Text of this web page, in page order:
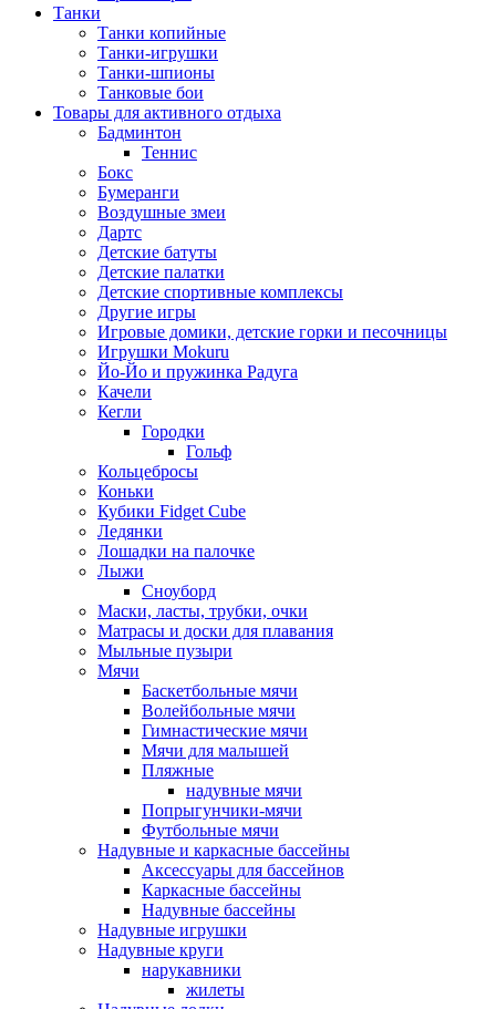
Танки
Танки копийные
Танки-игрушки
Танки-шпионы
Танковые бои
Товары для активного отдыха
Бадминтон
Теннис
Бокс
Бумеранги
Воздушные змеи
Дартс
Детские батуты
Детские палатки
Детские спортивные комплексы
Другие игры
Игровые домики, детские горки и песочницы
Игрушки Mokuru
Йо-Йо и пружинка Радуга
Качели
Кегли
Городки
Гольф
Кольцебросы
Коньки
Кубики Fidget Cube
Ледянки
Лошадки на палочке
Лыжи
Сноуборд
Маски, ласты, трубки, очки
Матрасы и доски для плавания
Мыльные пузыри
Мячи
Баскетбольные мячи
Волейбольные мячи
Гимнастические мячи
Мячи для малышей
Пляжные
надувные мячи
Попрыгунчики-мячи
Футбольные мячи
Надувные и каркасные бассейны
Аксессуары для бассейнов
Каркасные бассейны
Надувные бассейны
Надувные игрушки
Надувные круги
нарукавники
жилеты